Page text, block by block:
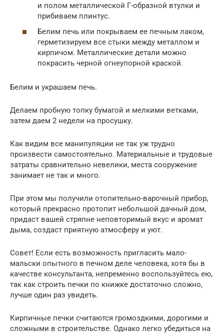
и полом металлической Г-образной втулки и
прибиваем плинтус.
Белим печь или покрываем ее печным лаком,
герметизируем все стыки между металлом и
кирпичом. Металлические детали можно
покрасить черной огнеупорной краской.
Белим и украшаем печь.
Делаем пробную топку бумагой и мелкими ветками,
затем даем 2 недели на просушку.
Как видим все манипуляции не так уж трудно
произвести самостоятельно. Материальные и трудовые
затраты сравнительно невелики, места сооружение
занимает не так и много.
При этом мы получили отопительно-варочный прибор,
который прекрасно протопит небольшой дачный дом,
придаст вашей стряпне неповторимый вкус и аромат
дыма, создаст приятную атмосферу и уют.
Совет! Если есть возможность пригласить мало-
мальски опытного в печном деле человека, хотя бы в
качестве консультанта, непременно воспользуйтесь ею,
так как строить печки по книжке достаточно сложно,
лучше один раз увидеть.
Кирпичные печки считаются громоздкими, дорогими и
сложными в строительстве. Однако легко убедиться на